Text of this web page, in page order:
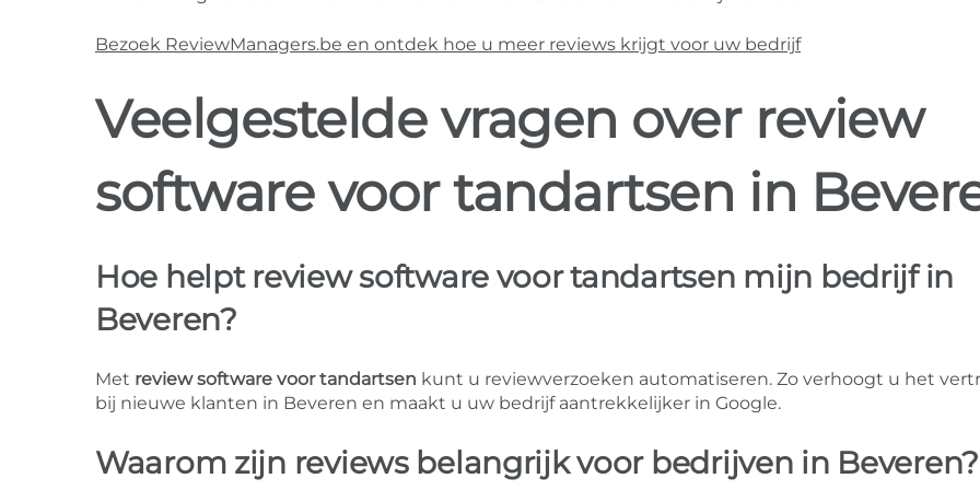
Bezoek ReviewManagers.be en ontdek hoe u meer reviews krijgt voor uw bedrijf
Veelgestelde vragen over review
software voor tandartsen in
Hoe helpt review software voor tandartsen mijn bedrijf in
Beveren?
Met review software voor tandartsen kunt u reviewverzoeken automatiseren. Zo verhoogt u het
bij nieuwe klanten in Beveren en maakt u uw bedrijf aantrekkelijker in Google.
Waarom zijn reviews belangrijk voor bedrijven in Beveren?